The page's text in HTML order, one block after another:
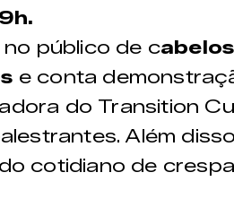
público de c
e conta
do Transition
Além
cotidiano de